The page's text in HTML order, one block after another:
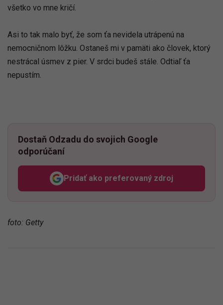
všetko vo mne kričí.
Asi to tak malo byť, že som ťa nevidela utrápenú na
nemocničnom lôžku. Ostaneš mi v pamäti ako človek, ktorý
nestrácal úsmev z pier. V srdci budeš stále. Odtiaľ ťa
nepustím.
Dostaň Odzadu do svojich Google
odporúčaní
Pridať ako preferovaný zdroj
Odzadu, odkaz sa otvorí v
foto: Getty